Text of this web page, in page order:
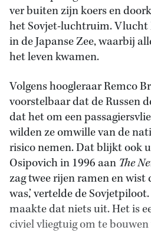
ver buiten zijn koers en
het Sovjet-luchtruim. Vlucht
in de Japanse Zee, waarbij
het leven kwamen.
Volgens hoogleraar Remco
voorstelbaar dat de Russen
dat het om een
wilden ze omwille van de
risico nemen. Dat blijkt ook
Osipovich in 1996 aan The
zag twee rijen ramen en wist
was,’ vertelde de
maakte dat niets uit. Het is
civiel vliegtuig om te